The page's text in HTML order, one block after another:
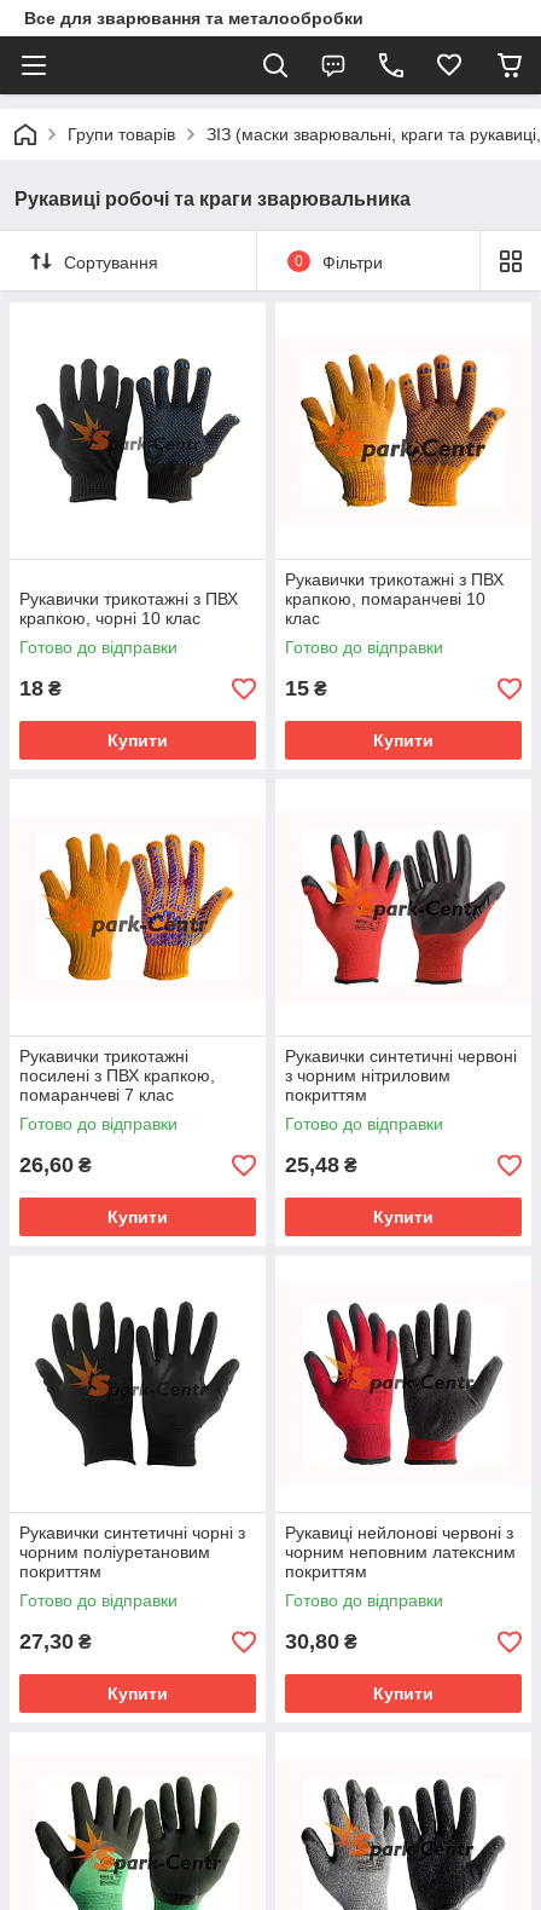
Все для зварювання та металообробки
Групи товарів ЗІЗ (маски зварювальні, краги та
Рукавиці робочі та краги зварювальника
Сортування 0 Фільтри
Рукавички трикотажні з ПВХ
крапкою, чорні 10 клас
Готово до відправки
18 ₴
Купити
Рукавички трикотажні з ПВХ
крапкою, помаранчеві 10
клас
Готово до відправки
15 ₴
Купити
Рукавички трикотажні
посилені з ПВХ крапкою,
помаранчеві 7 клас
Готово до відправки
26,60 ₴
Купити
Рукавички синтетичні червоні
з чорним нітриловим
покриттям
Готово до відправки
25,48 ₴
Купити
Рукавички синтетичні чорні з
чорним поліуретановим
покриттям
Готово до відправки
27,30 ₴
Купити
Рукавиці нейлонові червоні з
чорним неповним латексним
покриттям
Готово до відправки
30,80 ₴
Купити